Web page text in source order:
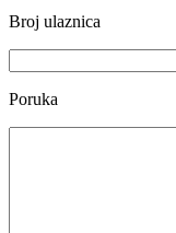
Broj ulaznica
Poruka